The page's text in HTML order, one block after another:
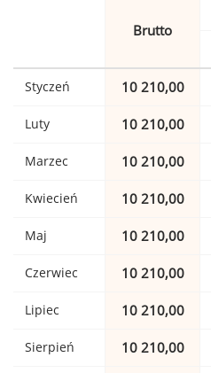
Brutto
Styczeń 10 210,00
Luty 10 210,00
Marzec 10 210,00
Kwiecień 10 210,00
Maj 10 210,00
Czerwiec 10 210,00
Lipiec 10 210,00
Sierpień 10 210,00